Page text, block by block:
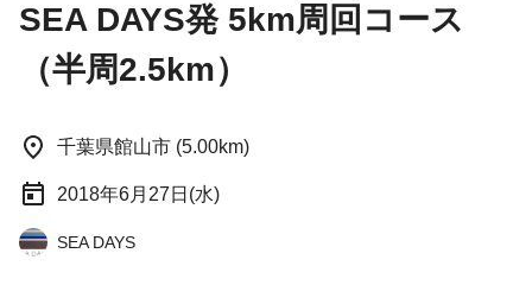
SEA DAYS発 5km周回コース
（半周2.5km）
千葉県館山市 (5.00km)
2018年6月27日(水)
SEA DAYS